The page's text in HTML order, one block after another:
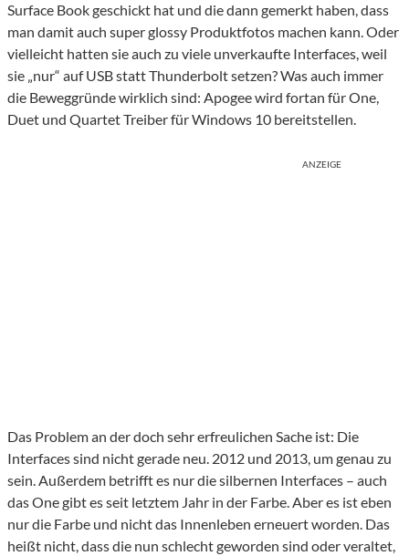
Surface Book geschickt hat und die dann gemerkt haben, dass
man damit auch super glossy Produktfotos machen kann. Oder
vielleicht hatten sie auch zu viele unverkaufte Interfaces, weil
sie „nur“ auf USB statt Thunderbolt setzen? Was auch immer
die Beweggründe wirklich sind: Apogee wird fortan für One,
Duet und Quartet Treiber für Windows 10 bereitstellen.
ANZEIGE
Das Problem an der doch sehr erfreulichen Sache ist: Die
Interfaces sind nicht gerade neu. 2012 und 2013, um genau zu
sein. Außerdem betrifft es nur die silbernen Interfaces – auch
das One gibt es seit letztem Jahr in der Farbe. Aber es ist eben
nur die Farbe und nicht das Innenleben erneuert worden. Das
heißt nicht, dass die nun schlecht geworden sind oder veraltet,